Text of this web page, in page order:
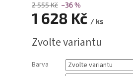
2 555 Kč –36 %
1 628 Kč / ks
cena:
Zvolte variantu
Barva